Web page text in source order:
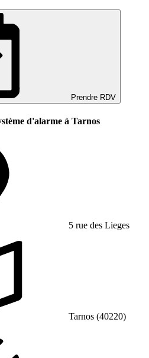
Prendre RDV
d'alarme à Tarnos
5 rue des Lieges
Tarnos (40220)